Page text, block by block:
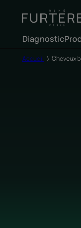
Diagnostic
Accueil Cheveux